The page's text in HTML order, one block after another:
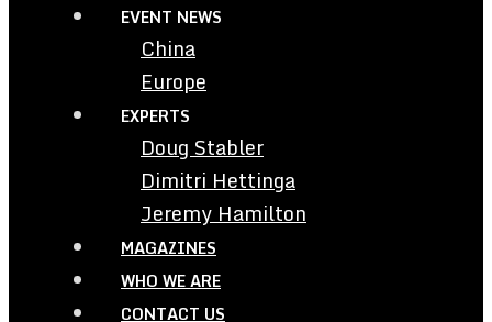
EVENT NEWS
China
Europe
EXPERTS
Doug Stabler
Dimitri Hettinga
Jeremy Hamilton
MAGAZINES
WHO WE ARE
CONTACT US